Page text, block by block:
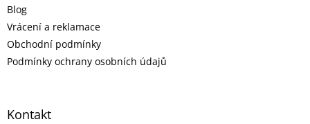
Blog
Vrácení a reklamace
Obchodní podmínky
Podmínky ochrany osobních údajů
Kontakt